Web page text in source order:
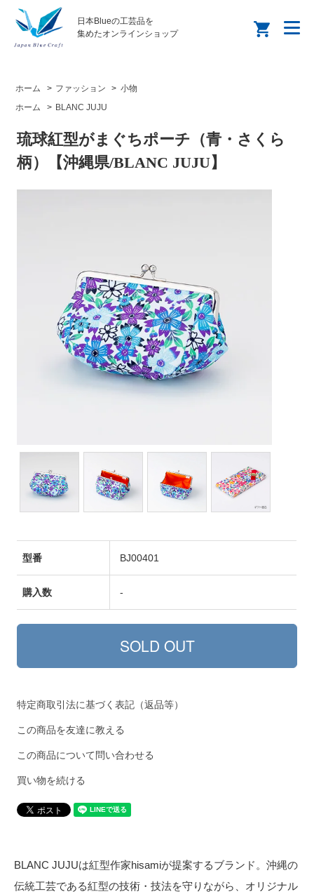
日本Blueの工芸品を
集めたオンラインショップ
ホーム > ファッション > 小物
ホーム
> BLANC JUJU
琉球紅型がまぐちポーチ（青・さくら
柄）【沖縄県/BLANC JUJU】
型番 BJ00401
購入数 -
特定商取引法に基づく表記（返品等）
この商品を友達に教える
この商品について問い合わせる
買い物を続ける
BLANC JUJUは紅型作家hisamiが提案するブランド。沖縄の
伝統工芸である紅型の技術・技法を守りながら、オリジナル